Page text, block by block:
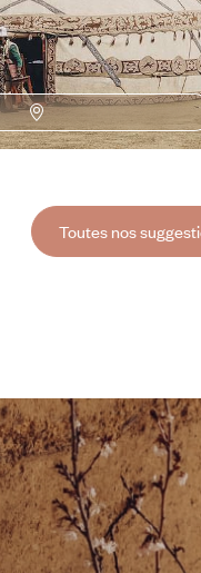
Toutes nos